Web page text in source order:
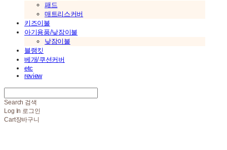
패드
매트리스커버
키즈이불
아기용품/낮잠이불
낮잠이불
블랭킷
베개/쿠션커버
etc
review
Search 검색
Log In 로그인
Cart장바구니